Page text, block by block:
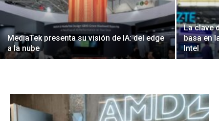
MediaTek presenta su visión de IA: del edge
a la nube
La clave
basa en
Intel